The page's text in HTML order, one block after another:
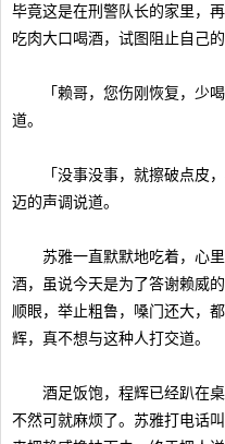
毕竟这是在刑警队长的家里，
吃肉大口喝酒，试图阻止自己的
「赖哥，您伤刚恢复，少喝
道。
「没事没事，就擦破点皮，
迈的声调说道。
苏雅一直默默地吃着，心里
酒，虽说今天是为了答谢赖威
顺眼，举止粗鲁，嗓门还大，
辉，真不想与这种人打交道。
酒足饭饱，程辉已经趴在桌
不然可就麻烦了。苏雅打电话